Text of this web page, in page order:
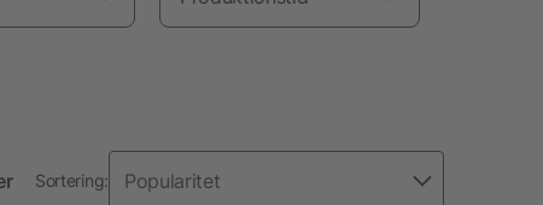
Sortering: